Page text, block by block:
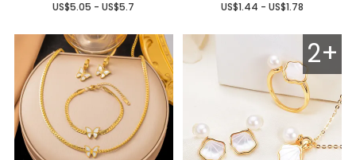
US$5.05 - US$5.7 US$1.44 - US$1.78
2+